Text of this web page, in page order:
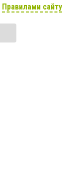
Правилами сайту